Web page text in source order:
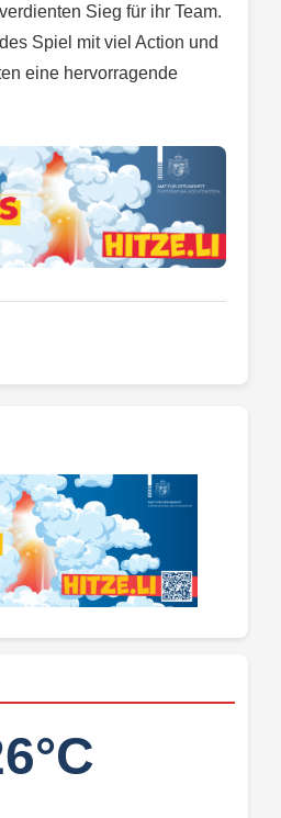
Sieg für ihr Team.
Spiel mit viel Action und
eine hervorragende